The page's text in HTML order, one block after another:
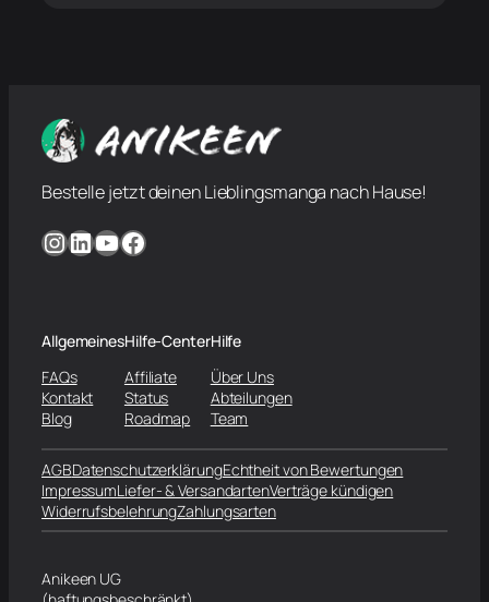
Bestelle jetzt deinen Lieblingsmanga nach Hause!
InstagramLinkedIn YouTube Facebook
Allgemeines
FAQs
Kontakt
Blog
Hilfe-Center
Affiliate
Status
Roadmap
Hilfe
Über Uns
Abteilungen
Team
AGBDatenschutzerklärungEchtheit von Bewertungen
ImpressumLiefer- & VersandartenVerträge kündigen
WiderrufsbelehrungZahlungsarten
Anikeen UG